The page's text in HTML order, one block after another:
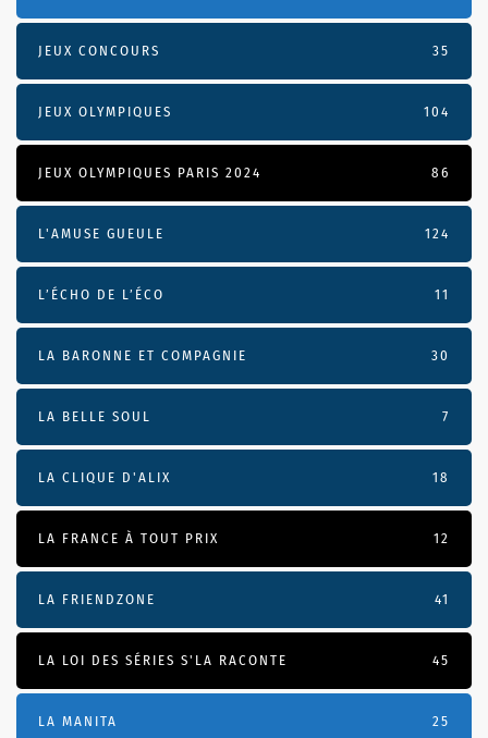
JEUX CONCOURS 35
JEUX OLYMPIQUES 104
JEUX OLYMPIQUES PARIS 2024 86
L'AMUSE GUEULE 124
L’ÉCHO DE L’ÉCO 11
LA BARONNE ET COMPAGNIE 30
LA BELLE SOUL 7
LA CLIQUE D'ALIX 18
LA FRANCE À TOUT PRIX 12
LA FRIENDZONE 41
LA LOI DES SÉRIES S'LA RACONTE 45
LA MANITA 25